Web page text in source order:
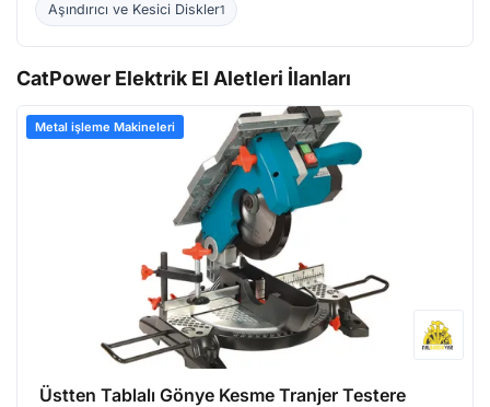
Aşındırıcı ve Kesici Diskler1
CatPower Elektrik El Aletleri İlanları
Metal işleme Makineleri
Üstten Tablalı Gönye Kesme Tranjer Testere